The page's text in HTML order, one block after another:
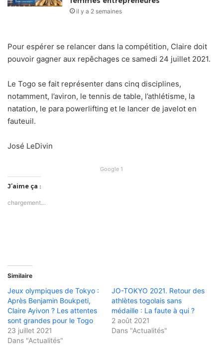
il y a 2 semaines
Pour espérer se relancer dans la compétition, Claire doit
pouvoir gagner aux repêchages ce samedi 24 juillet 2021.
Le Togo se fait représenter dans cinq disciplines,
notamment, l’aviron, le tennis de table, l’athlétisme, la
natation, le para powerlifting et le lancer de javelot en
fauteuil.
José LeDivin
Google 1
J’aime ça :
chargement…
Similaire
Jeux olympiques de Tokyo :
Après Benjamin Boukpeti,
Claire Ayivon ? Les attentes
sont grandes pour le Togo
23 juillet 2021
Dans "Actualités"
JO-TOKYO 2021. Retour des
athlètes togolais sans
médaille : La faute à qui ?
2 août 2021
Dans "Actualités"